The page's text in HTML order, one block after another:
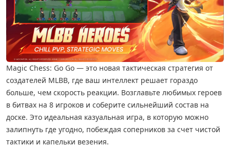
Magic Chess: Go Go — это новая тактическая стратегия от
создателей MLBB, где ваш интеллект решает гораздо
больше, чем скорость реакции. Возглавьте любимых героев
в битвах на 8 игроков и соберите сильнейший состав на
доске. Это идеальная казуальная игра, в которую можно
залипнуть где угодно, побеждая соперников за счет чистой
тактики и капельки везения.